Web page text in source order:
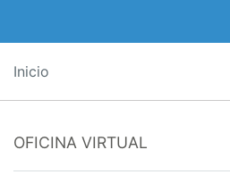
Inicio
OFICINA VIRTUAL